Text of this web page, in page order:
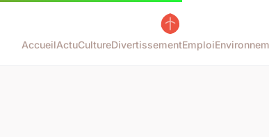
AccueilActuCultureDivertissementEmploi